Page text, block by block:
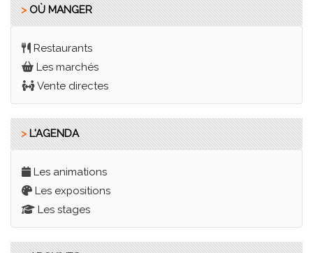
>OÙ MANGER
Restaurants
Les marchés
Vente directes
>L'AGENDA
Les animations
Les expositions
Les stages